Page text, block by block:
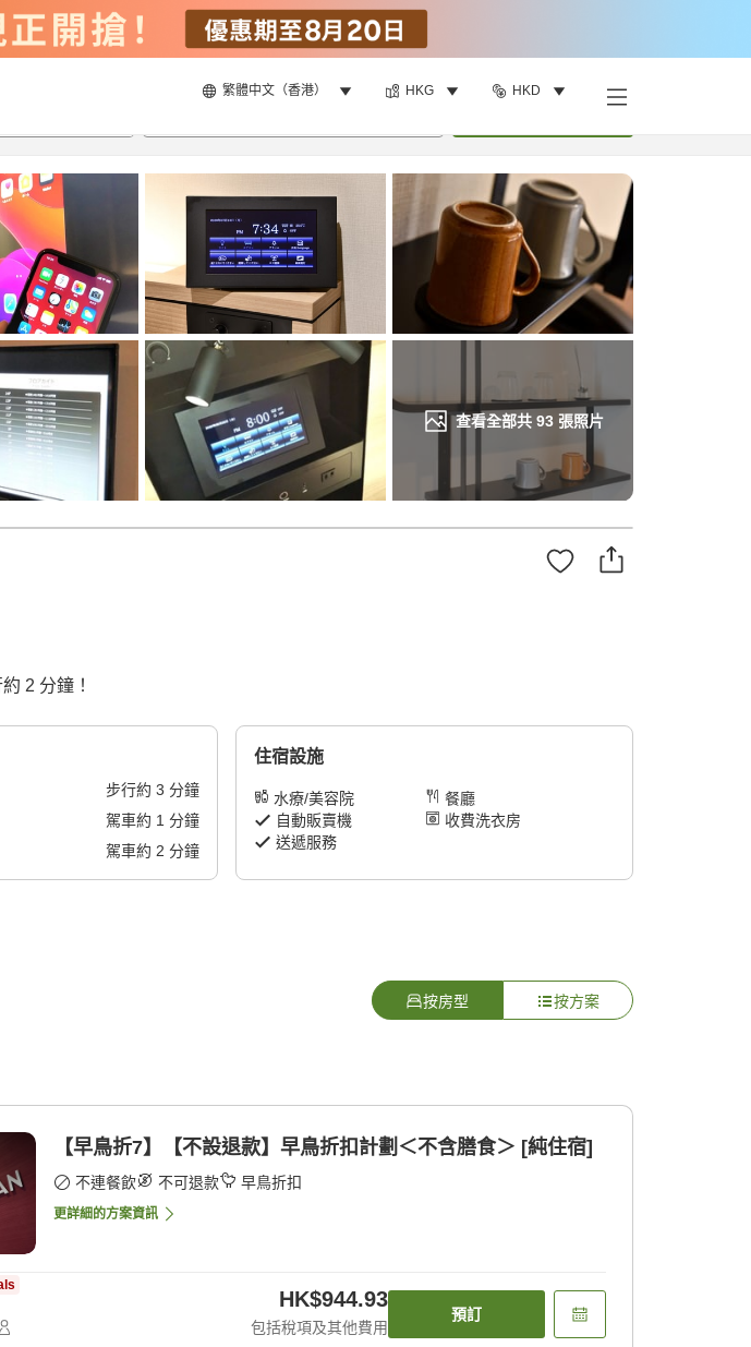
繁體中文（香港） HKG HKD
查看全部共 93張照片
2 分鐘！
步行約 3 分鐘
駕車約 1 分鐘
駕車約 2 分鐘
住宿設施
水療/美容院
餐廳
自動販賣機
收費洗衣房
送遞服務
按房型 按方案
【早鳥折7】【不設退款】早鳥折扣計劃＜不含膳食＞ [純住宿]
不連餐飲 不可退款 早鳥折扣
更詳細的方案資訊
HK$944.93
包括稅項及其他費用
預訂